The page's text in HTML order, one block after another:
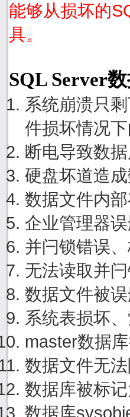
能够从损坏的
具。
SQL Server
系统崩溃只
件损坏情况下
断电导致数
硬盘坏道造
数据文件内
企业管理器
并闩锁错误
无法读取并
数据文件被
系统表损坏
master数据
数据文件无
数据库被标
数据库